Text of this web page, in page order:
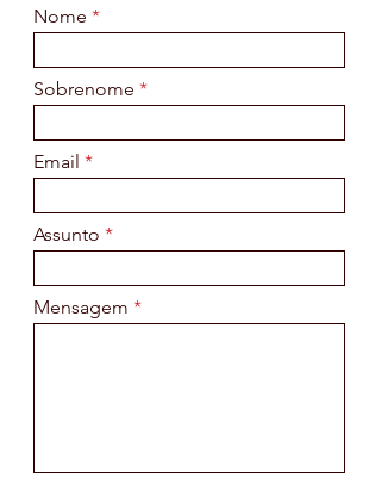
Nome
Sobrenome
Email
Assunto
Mensagem